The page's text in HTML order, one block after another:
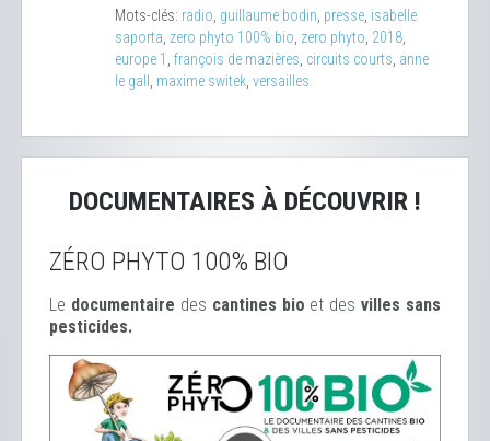
Mots-clés: radio guillaume bodin presse isabelle
saporta zero phyto 100% bio zero phyto 2018
europe 1
françois de mazières circuits courts anne
le gall
maxime switek versailles
DOCUMENTAIRES À DÉCOUVRIR !
ZÉRO PHYTO 100% BIO
Le documentaire des cantines bio et desvilles sans
pesticides.